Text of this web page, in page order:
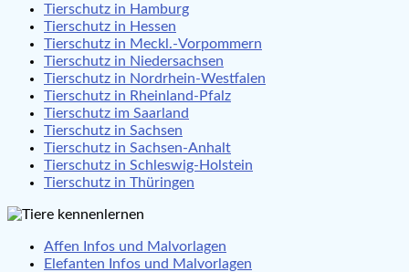
Tierschutz in Hamburg
Tierschutz in Hessen
Tierschutz in Meckl.-Vorpommern
Tierschutz in Niedersachsen
Tierschutz in Nordrhein-Westfalen
Tierschutz in Rheinland-Pfalz
Tierschutz im Saarland
Tierschutz in Sachsen
Tierschutz in Sachsen-Anhalt
Tierschutz in Schleswig-Holstein
Tierschutz in Thüringen
Affen Infos und Malvorlagen
Elefanten Infos und Malvorlagen